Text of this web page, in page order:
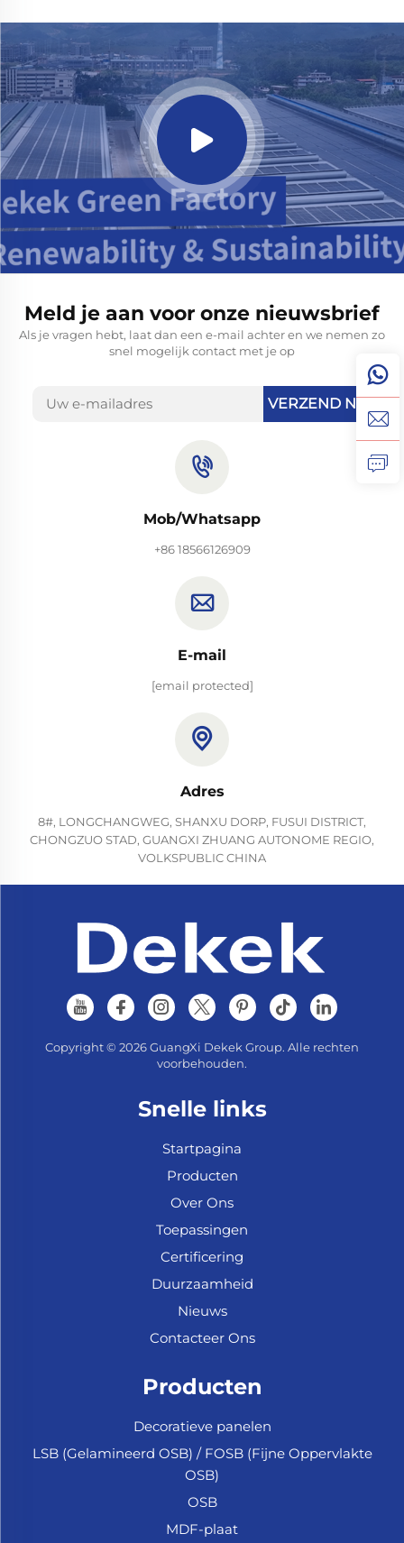
Meld je aan voor onze nieuwsbrief
Als je vragen hebt, laat dan een e-mail achter en we nemen zo
snel mogelijk contact met je op
VERZEND NU
Mob/Whatsapp
+86 18566126909
E-mail
[email protected]
Adres
8#, LONGCHANGWEG, SHANXU DORP, FUSUI DISTRICT,
CHONGZUO STAD, GUANGXI ZHUANG AUTONOME REGIO,
VOLKSPUBLIC CHINA
Copyright © 2026 GuangXi Dekek Group. Alle rechten
voorbehouden.
Snelle links
Startpagina
Producten
Over Ons
Toepassingen
Certificering
Duurzaamheid
Nieuws
Contacteer Ons
Producten
Decoratieve panelen
LSB (Gelamineerd OSB) / FOSB (Fijne Oppervlakte
OSB)
OSB
MDF-plaat